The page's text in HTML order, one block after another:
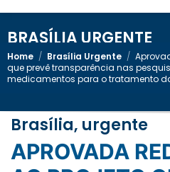
BRASÍLIA URGENTE
Home / Brasília Urgente /
que prevê transparência nas
medicamentos para o tratamento
Brasília, urgente
APROVADA REDAÇÃO FINAL